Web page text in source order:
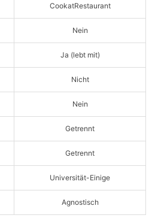
CookatRestaurant
Nein
Ja (lebt mit)
Nicht
Nein
Getrennt
Getrennt
Universität-Einige
Agnostisch